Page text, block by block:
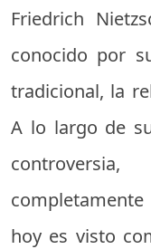
Friedrich
conocido por
tradicional, la
A lo largo de
hoy es visto